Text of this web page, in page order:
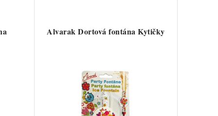
Alvarak Dortová fontána Kytičky